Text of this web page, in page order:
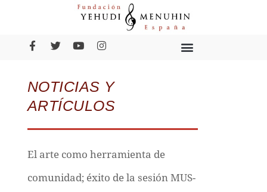
NOTICIAS Y
ARTÍCULOS
El arte como herramienta de
comunidad; éxito de la sesión MUS-